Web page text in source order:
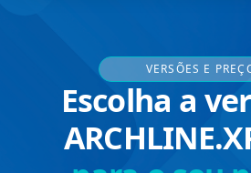
VERSÕES E
Escolha a